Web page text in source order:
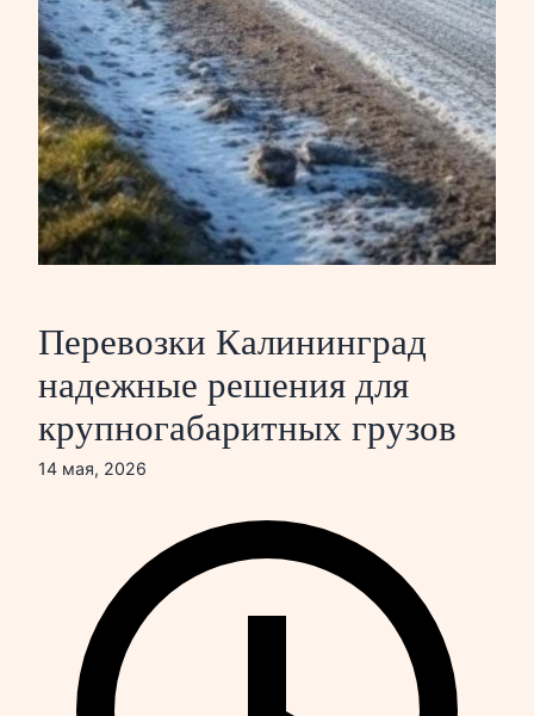
Перевозки Калининград
надежные решения для
крупногабаритных грузов
14 мая, 2026